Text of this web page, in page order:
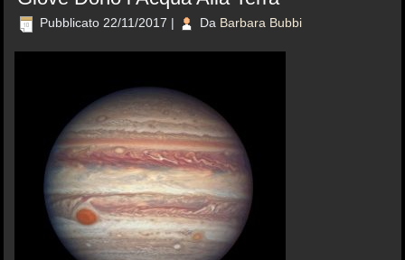
Pubblicato 22/11/2017 | Da Barbara Bubbi